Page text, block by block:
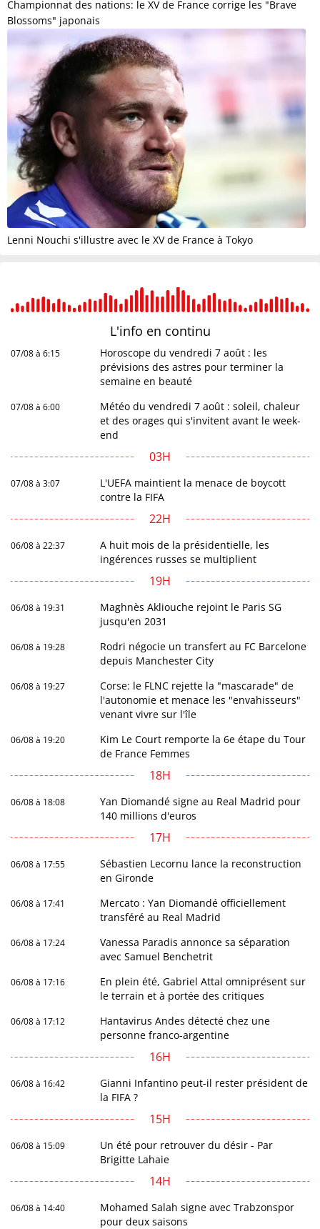
Championnat des nations: le XV de France corrige les "Brave
Blossoms" japonais
Lenni Nouchi s'illustre avec le XV de France à Tokyo
L'info en continu
07/08 à 6:15
Horoscope du vendredi 7 août : les
prévisions des astres pour terminer la
semaine en beauté
07/08 à 6:00
Météo du vendredi 7 août : soleil, chaleur
et des orages qui s'invitent avant le week-
end
03H
07/08 à 3:07
L'UEFA maintient la menace de boycott
contre la FIFA
22H
06/08 à 22:37
A huit mois de la présidentielle, les
ingérences russes se multiplient
19H
06/08 à 19:31
Maghnès Akliouche rejoint le Paris SG
jusqu'en 2031
06/08 à 19:28
Rodri négocie un transfert au FC Barcelone
depuis Manchester City
06/08 à 19:27
Corse: le FLNC rejette la "mascarade" de
l'autonomie et menace les "envahisseurs"
venant vivre sur l'île
06/08 à 19:20
Kim Le Court remporte la 6e étape du Tour
de France Femmes
18H
06/08 à 18:08
Yan Diomandé signe au Real Madrid pour
140 millions d'euros
17H
06/08 à 17:55
Sébastien Lecornu lance la reconstruction
en Gironde
06/08 à 17:41
Mercato : Yan Diomandé officiellement
transféré au Real Madrid
06/08 à 17:24
Vanessa Paradis annonce sa séparation
avec Samuel Benchetrit
06/08 à 17:16
En plein été, Gabriel Attal omniprésent sur
le terrain et à portée des critiques
06/08 à 17:12
Hantavirus Andes détecté chez une
personne franco-argentine
16H
06/08 à 16:42
Gianni Infantino peut-il rester président de
la FIFA ?
15H
06/08 à 15:09
Un été pour retrouver du désir - Par
Brigitte Lahaie
14H
06/08 à 14:40
Mohamed Salah signe avec Trabzonspor
pour deux saisons